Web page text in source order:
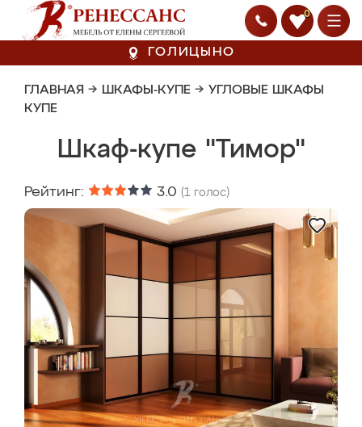
0
ГОЛИЦЫНО
ГЛАВНАЯ → ШКАФЫ-КУПЕ → УГЛОВЫЕ ШКАФЫ
КУПЕ
Шкаф-купе "Тимор"
Рейтинг: 3.0 (1 голос)